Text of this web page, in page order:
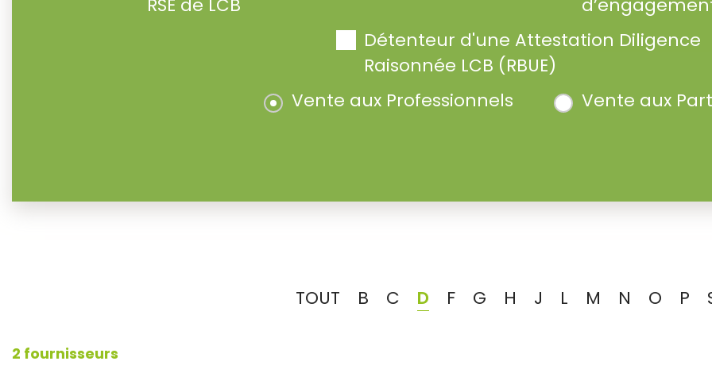
RSE de LCB
Détenteur d'une Attestation Diligence
Raisonnée LCB (RBUE)
Vente aux Professionnels
Vente aux
TOUT B C D F G H J L M N O P
2 fournisseurs